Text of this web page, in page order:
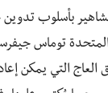
بأسلوب
المتحدة توماس
التي يمكن